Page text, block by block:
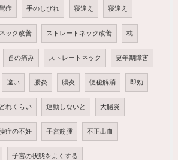
症 手のしびれ 寝違え 寝違え
ック改善 ストレートネック改善 枕
首の痛み ストレートネック 更年期障害
違い 腸炎 腸炎 便秘解消 即効
どれくらい 運動しないと 大腸炎
症の不妊 子宮筋腫 不正出血
子宮の状態をよくする